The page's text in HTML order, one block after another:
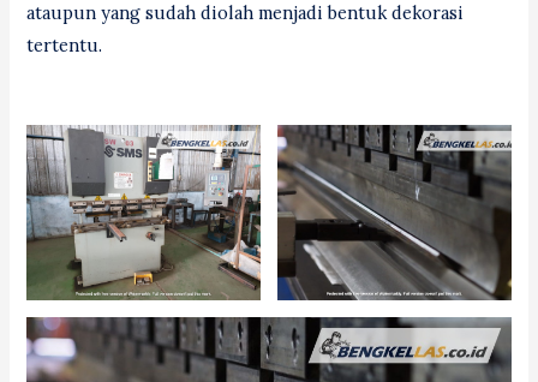
ataupun yang sudah diolah menjadi bentuk dekorasi
tertentu.